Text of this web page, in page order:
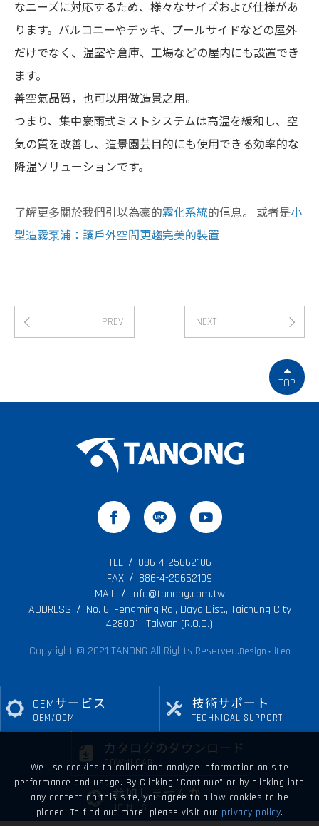
なニーズに対応するため、様々なサイズおよび仕様があ
ります。バルコニーやデッキ、プールサイドなどの屋外
だけでなく、温室や倉庫、工場などの屋内にも設置でき
ます。
善空氣品質，也可以用做造景之用。
つまり、集中豪雨式ミストシステムは高温を緩和し、空
気の質を改善し、造景園芸目的にも使用できる効率的な
降温ソリューションです。
了解更多關於我們引以為豪的霧化系統的信息。 或者是小
型造霧泵浦：讓戶外空間更趨完美的裝置
PREV NEXT
TOP
TEL
886-4-25662106
FAX
886-4-25662109
MAIL
info@tanong.com.tw
ADDRESS
No. 6, Fengming Rd., Daya Dist., Taichung City
428001 , Taiwan (R.O.C.)
Copyright © 2021 TANONG All Rights Reserved.Design ‧ iLeo
OEMサービス
OEM/ODM
技術サポート
TECHNICAL SUPPORT
カタログのダウンロード
DOWNLOAD
参加しませんか
JOIN US
We use cookies to collect and analyze information on site
performance and usage. By Clicking "Continue" or by clicking into
any content on this site, you agree to allow cookies to be
placed. To find out more, please visit our privacy policy.